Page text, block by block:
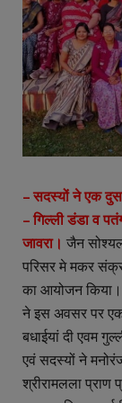
– सदस्यों ने एक
– गिल्ली डंडा व
जावरा। जैन सोश्यल
परिसर मे मकर
का आयोजन किया।
ने इस अवसर पर
बधाईयां दी एवम
एवं सदस्यों ने
श्रीरामलला प्राण